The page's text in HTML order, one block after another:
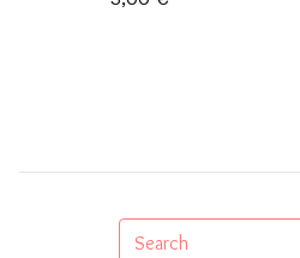
Search